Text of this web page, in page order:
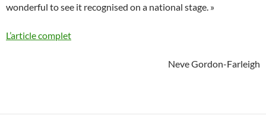
wonderful to see it recognised on a national stage. »
L’article complet
Neve Gordon-Farleigh